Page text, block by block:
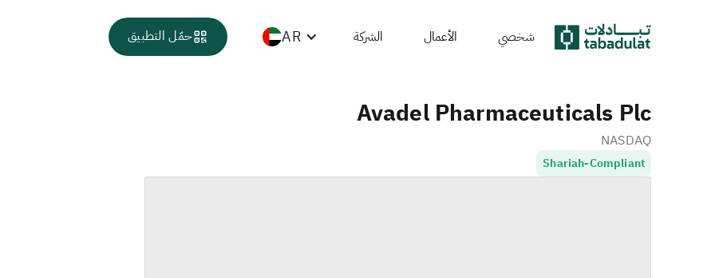
شخصي الأعمال الشركة AR حمّل التطبيق
Avadel Pharmaceuticals Plc
NASDAQ
Shariah-Compliant